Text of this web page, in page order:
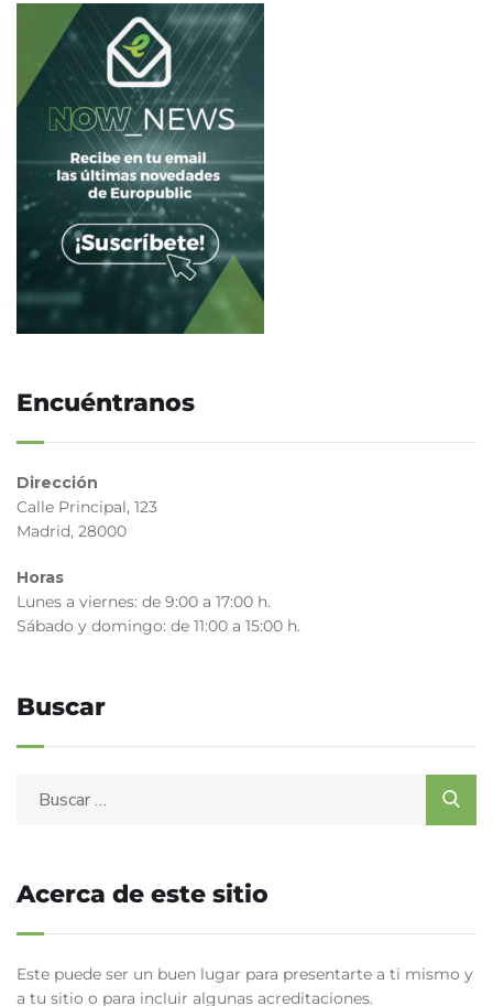
Encuéntranos
Dirección
Calle Principal, 123
Madrid, 28000
Horas
Lunes a viernes: de 9:00 a 17:00 h.
Sábado y domingo: de 11:00 a 15:00 h.
Buscar
Acerca de este sitio
Este puede ser un buen lugar para presentarte a ti mismo y
a tu sitio o para incluir algunas acreditaciones.